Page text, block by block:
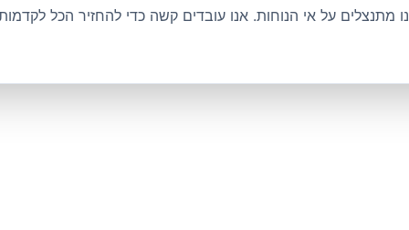
מתנצלים על אי הנוחות. אנו עובדים קשה כדי להחזיר הכל